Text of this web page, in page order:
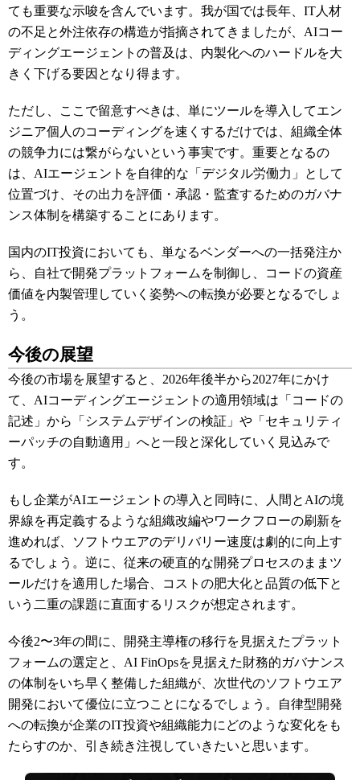
ても重要な示唆を含んでいます。我が国では長年、IT人材
の不足と外注依存の構造が指摘されてきましたが、AIコー
ディングエージェントの普及は、内製化へのハードルを大
きく下げる要因となり得ます。
ただし、ここで留意すべきは、単にツールを導入してエン
ジニア個人のコーディングを速くするだけでは、組織全体
の競争力には繋がらないという事実です。重要となるの
は、AIエージェントを自律的な「デジタル労働力」として
位置づけ、その出力を評価・承認・監査するためのガバナ
ンス体制を構築することにあります。
国内のIT投資においても、単なるベンダーへの一括発注か
ら、自社で開発プラットフォームを制御し、コードの資産
価値を内製管理していく姿勢への転換が必要となるでしょ
う。
今後の展望
今後の市場を展望すると、2026年後半から2027年にかけ
て、AIコーディングエージェントの適用領域は「コードの
記述」から「システムデザインの検証」や「セキュリティ
ーパッチの自動適用」へと一段と深化していく見込みで
す。
もし企業がAIエージェントの導入と同時に、人間とAIの境
界線を再定義するような組織改編やワークフローの刷新を
進めれば、ソフトウエアのデリバリー速度は劇的に向上す
るでしょう。逆に、従来の硬直的な開発プロセスのままツ
ールだけを適用した場合、コストの肥大化と品質の低下と
いう二重の課題に直面するリスクが想定されます。
今後2〜3年の間に、開発主導権の移行を見据えたプラット
フォームの選定と、AI FinOpsを見据えた財務的ガバナンス
の体制をいち早く整備した組織が、次世代のソフトウエア
開発において優位に立つことになるでしょう。自律型開発
への転換が企業のIT投資や組織能力にどのような変化をも
たらすのか、引き続き注視していきたいと思います。